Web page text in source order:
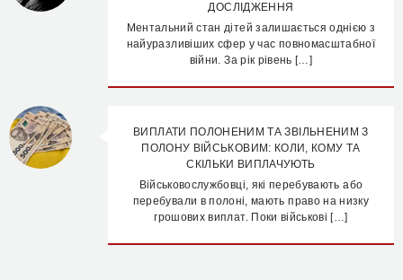
ДОСЛІДЖЕННЯ
Ментальний стан дітей залишається однією з
найуразливіших сфер у час повномасштабної
війни. За рік рівень […]
ВИПЛАТИ ПОЛОНЕНИМ ТА ЗВІЛЬНЕНИМ З
ПОЛОНУ ВІЙСЬКОВИМ: КОЛИ, КОМУ ТА
СКІЛЬКИ ВИПЛАЧУЮТЬ
Військовослужбовці, які перебувають або
перебували в полоні, мають право на низку
грошових виплат. Поки військові […]